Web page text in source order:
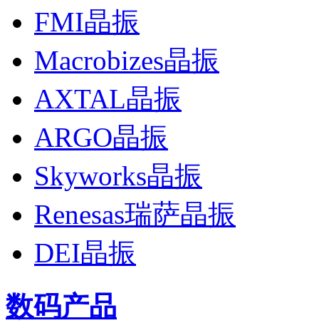
FMI晶振
Macrobizes晶振
AXTAL晶振
ARGO晶振
Skyworks晶振
Renesas瑞萨晶振
DEI晶振
数码产品